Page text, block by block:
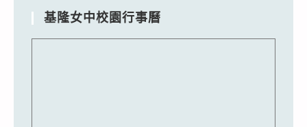
基隆女中校園行事曆